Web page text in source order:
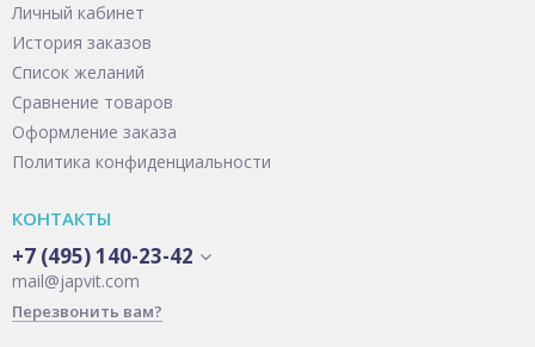
Личный кабинет
История заказов
Список желаний
Сравнение товаров
Оформление заказа
Политика конфиденциальности
КОНТАКТЫ
+7 (495) 140-23-42
mail@japvit.com
Перезвонить вам?